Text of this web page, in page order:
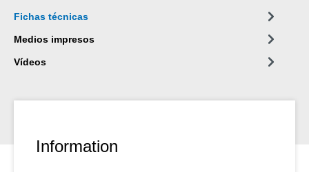
Fichas técnicas
Medios impresos
Vídeos
Information